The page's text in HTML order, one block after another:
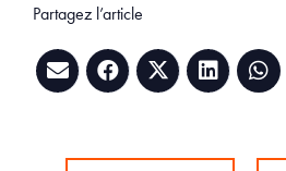
Partagez l’article